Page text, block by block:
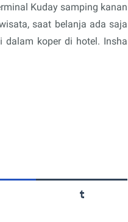
Kuday samping kanan
saat belanja ada saja
koper di hotel. Insha